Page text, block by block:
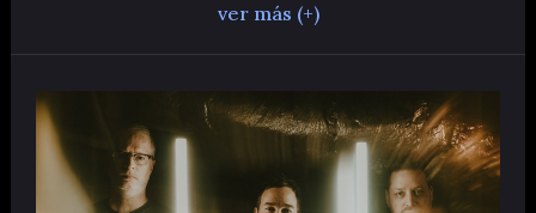
ver más (+)